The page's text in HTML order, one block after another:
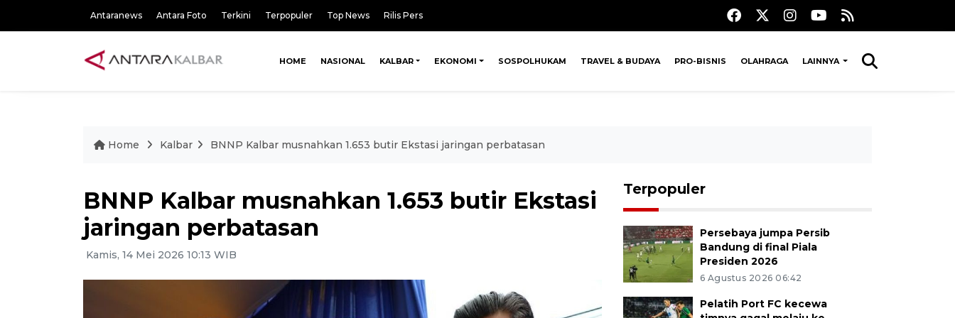
Antaranews Antara Foto Terkini Terpopuler Top News Rilis Pers
HOME NASIONAL KALBAR EKONOMI SOSPOLHUKAM TRAVEL & BUDAYA PRO-BISNIS OLAHRAGA LAINNYA
Home Kalbar BNNP Kalbar musnahkan 1.653 butir Ekstasi jaringan perbatasan
BNNP Kalbar musnahkan 1.653 butir Ekstasi
jaringan perbatasan
Kamis, 14 Mei 2026 10:13 WIB
Terpopuler
Persebaya jumpa Persib
Bandung di final Piala
Presiden 2026
6 Agustus 2026 06:42
Pelatih Port FC kecewa